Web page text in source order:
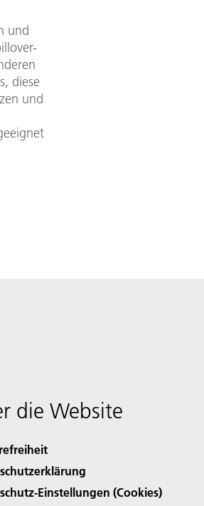
und
diese
und
die Website
Einstellungen (Cookies)